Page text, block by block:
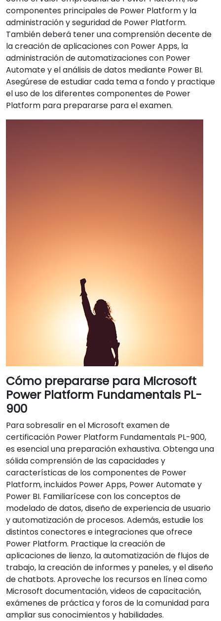
componentes principales de Power Platform y la
administración y seguridad de Power Platform.
También deberá tener una comprensión decente de
la creación de aplicaciones con Power Apps, la
administración de automatizaciones con Power
Automate y el análisis de datos mediante Power BI.
Asegúrese de estudiar cada tema a fondo y practique
el uso de los diferentes componentes de Power
Platform para prepararse para el examen.
Cómo prepararse para Microsoft
Power Platform Fundamentals PL-
900
Para sobresalir en el Microsoft examen de
certificación Power Platform Fundamentals PL-900,
es esencial una preparación exhaustiva. Obtenga una
sólida comprensión de las capacidades y
características de los componentes de Power
Platform, incluidos Power Apps, Power Automate y
Power BI. Familiarícese con los conceptos de
modelado de datos, diseño de experiencia de usuario
y automatización de procesos. Además, estudie los
distintos conectores e integraciones que ofrece
Power Platform. Practique la creación de
aplicaciones de lienzo, la automatización de flujos de
trabajo, la creación de informes y paneles, y el diseño
de chatbots. Aproveche los recursos en línea como
Microsoft documentación, videos de capacitación,
exámenes de práctica y foros de la comunidad para
ampliar sus conocimientos y habilidades.